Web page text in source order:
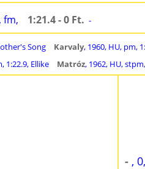
fm, 1:21.4 - 0 Ft. -
Song Karvaly, 1960, HU, pm,
1:22.9, Ellike Matróz, 1962, HU,
- ,